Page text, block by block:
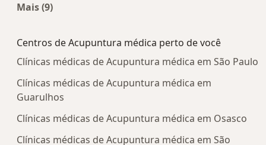
Mais (9)
Centros de Acupuntura médica perto de você
Clínicas médicas de Acupuntura médica em São Paulo
Clínicas médicas de Acupuntura médica em
Guarulhos
Clínicas médicas de Acupuntura médica em Osasco
Clínicas médicas de Acupuntura médica em São